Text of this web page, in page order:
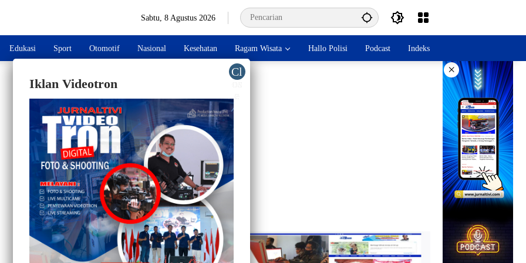
Sabtu, 8 Agustus 2026
Edukasi Sport Otomotif Nasional Kesehatan Ragam Wisata Hallo Polisi Podcast Indeks
×
Iklan Videotron